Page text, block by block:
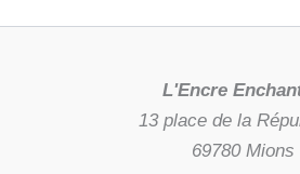
L'Encre
13 place de la
69780 Mions